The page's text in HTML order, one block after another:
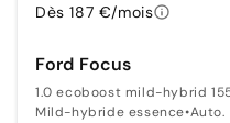
Ford Focus
1.0 ecoboost mild-hybrid
Mild-hybride essence•Auto.
Dès 187 €/mois